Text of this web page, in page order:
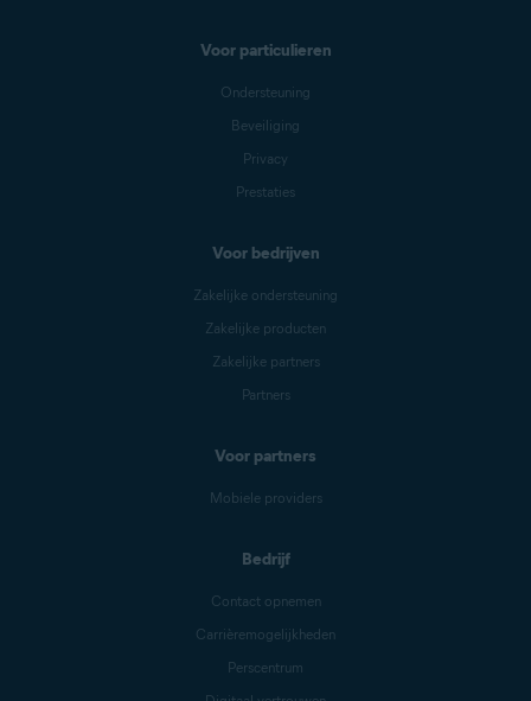
Voor particulieren
Ondersteuning
Beveiliging
Privacy
Prestaties
Voor bedrijven
Zakelijke ondersteuning
Zakelijke producten
Zakelijke partners
Partners
Voor partners
Mobiele providers
Bedrijf
Contact opnemen
Carrièremogelijkheden
Perscentrum